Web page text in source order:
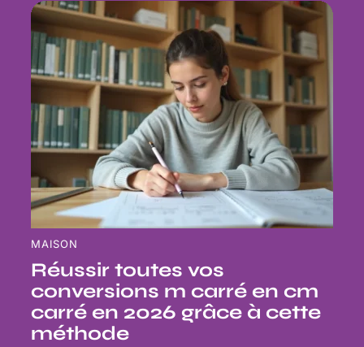
MAISON
Réussir toutes vos
conversions m carré en cm
carré en 2026 grâce à cette
méthode